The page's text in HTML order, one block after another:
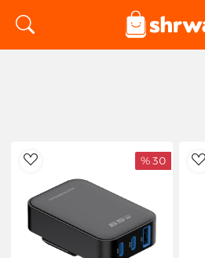
AddToWishlist
30 %